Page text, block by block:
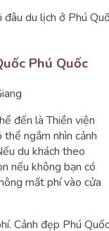
Phú Quốc
đến là Thiền viện
ngắm nhìn cảnh
du khách theo
nếu không bạn có
mất phí vào cửa